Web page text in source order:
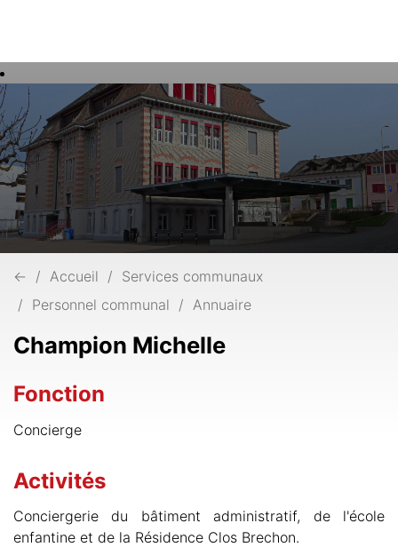
Mots
clés
← Accueil
Services communaux
Personnel communal
Annuaire
Champion Michelle
Fonction
Concierge
Activités
Conciergerie du bâtiment administratif, de l'école
enfantine et de la Résidence Clos Brechon.